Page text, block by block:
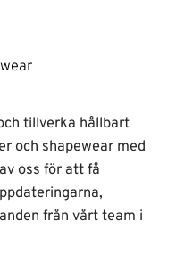
tillverka hållbart
och shapewear med
oss för att få
från vårt team i